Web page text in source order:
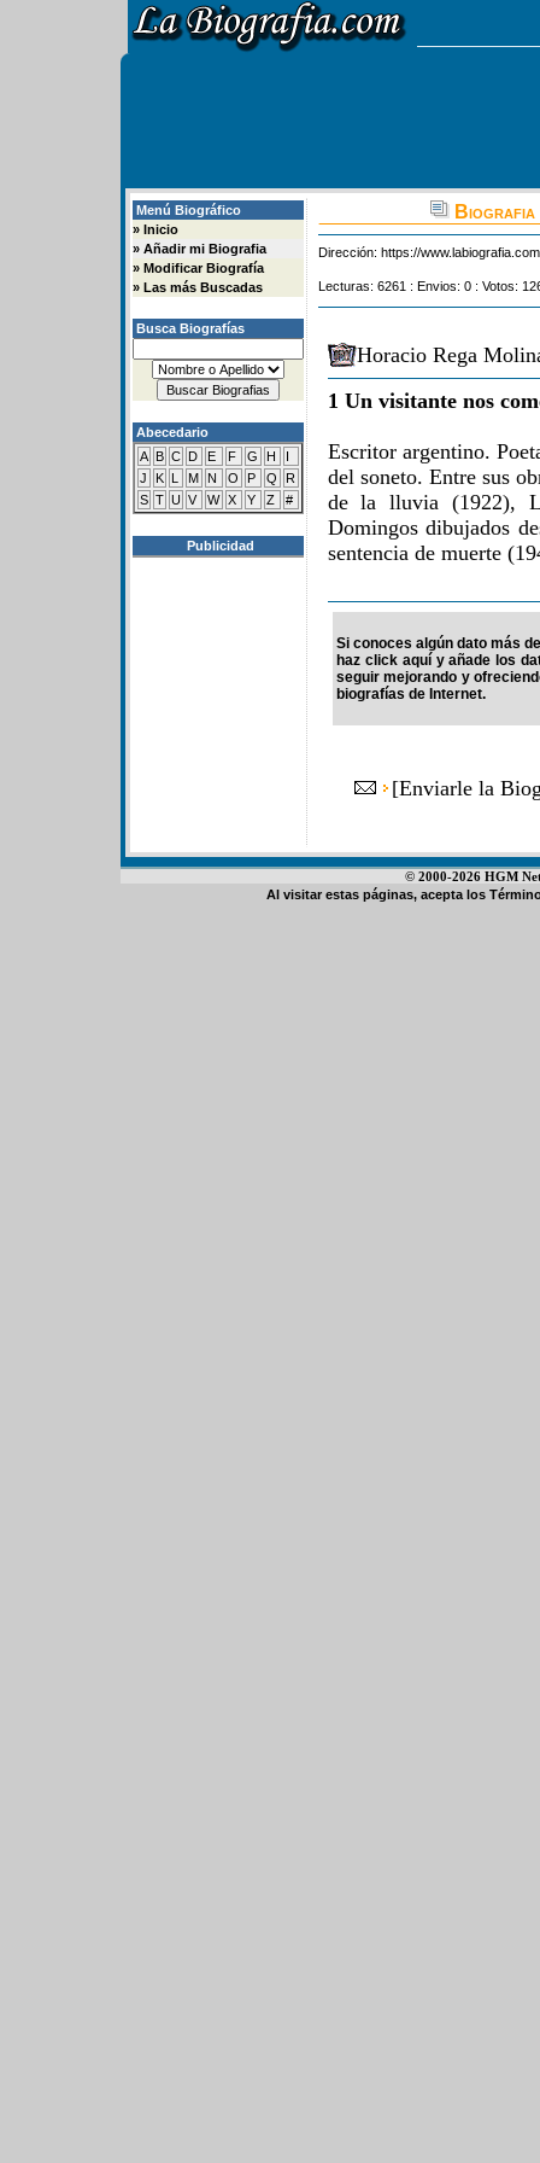
Menú Biográfico
» Inicio
» Añadir mi Biografia
» Modificar Biografía
» Las más Buscadas
Busca Biografías
Abecedario
A B C D E F G H
I
J
K L M N O P Q
R
S T U V W X Y Z #
Publicidad
Biografia
Dirección: https://
Lecturas: 6261 : Envios: 0 : Votos:
Horacio Rega
1 Un visitante nos
Escritor argentino.
del soneto. Entre sus
de la lluvia (1922),
Domingos dibujados
sentencia de muerte
Si conoces algún dato más
haz click aquí y añade los
seguir mejorando y
biografías de Internet.
[Enviarle la
© 2000-2026 HGM
Al visitar estas páginas, acepta los